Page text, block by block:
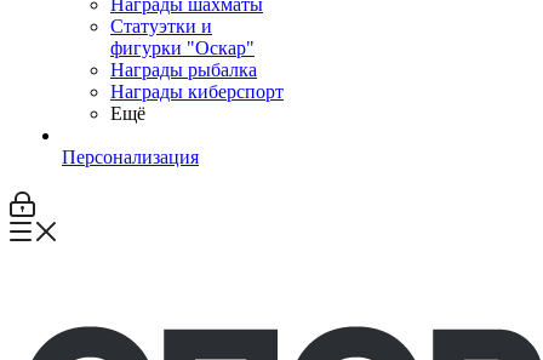
Награды шахматы
Статуэтки и
фигурки "Оскар"
Награды рыбалка
Награды киберспорт
Ещё
Персонализация